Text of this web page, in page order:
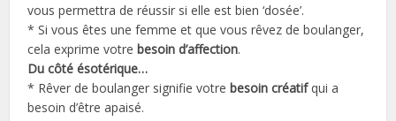
vous permettra de réussir si elle est bien ‘dosée’.
* Si vous êtes une femme et que vous rêvez de boulanger,
cela exprime votre besoin d’affection.
Du côté ésotérique…
* Rêver de boulanger signifie votrebesoin créatifqui a
besoin d’être apaisé.